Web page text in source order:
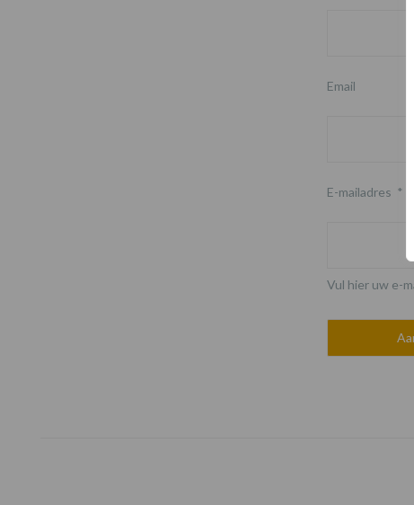
Email
E-mailadres *
Vul hier uw e-